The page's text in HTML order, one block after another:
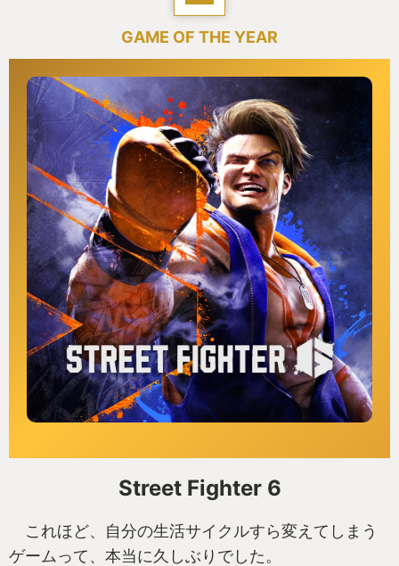
GAME OF THE YEAR
Street Fighter 6
これほど、自分の生活サイクルすら変えてしまう
ゲームって、本当に久しぶりでした。